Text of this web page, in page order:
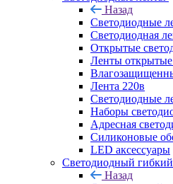
Назад
Светодиодные
Светодиодная
Открытые
Ленты
Лента 220в
Светодиодные
Наборы
Адресная
Силиконовые
LED аксессуары
Светодиодный
Назад